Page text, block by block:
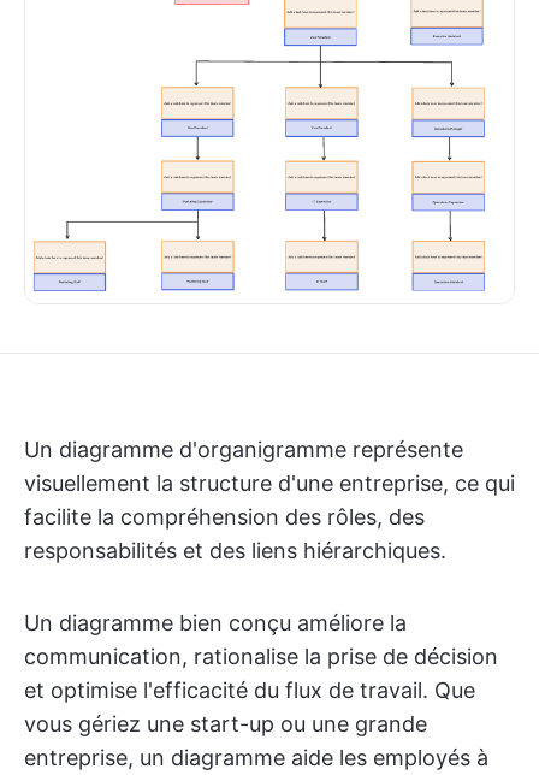
Un diagramme d'organigramme représente
visuellement la structure d'une entreprise, ce qui
facilite la compréhension des rôles, des
responsabilités et des liens hiérarchiques.
Un diagramme bien conçu améliore la
communication, rationalise la prise de décision
et optimise l'efficacité du flux de travail. Que
vous gériez une start-up ou une grande
entreprise, un diagramme aide les employés à